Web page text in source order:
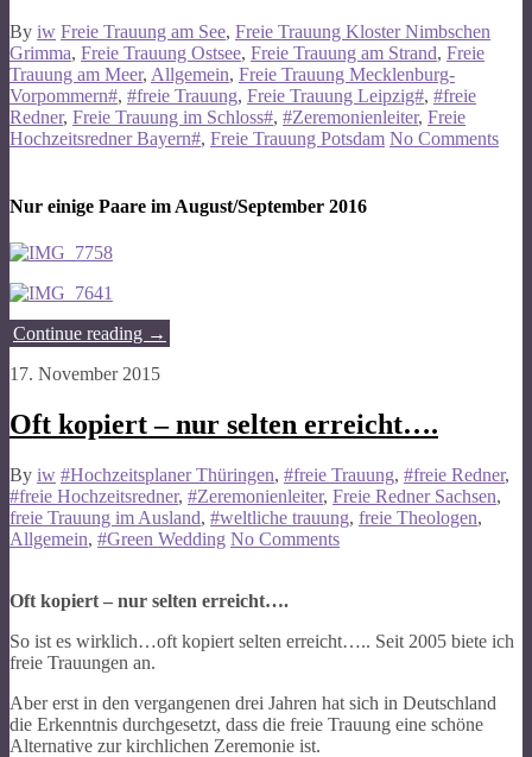
By iw Freie Trauung am See, Freie Trauung Kloster Nimbschen
Grimma, Freie Trauung Ostsee, Freie Trauung am Strand, Freie
Trauung am Meer, Allgemein, Freie Trauung Mecklenburg-
Vorpommern#, #freie Trauung, Freie Trauung Leipzig#, #freie
Redner, Freie Trauung im Schloss#, #Zeremonienleiter, Freie
Hochzeitsredner Bayern#, Freie Trauung Potsdam No Comments
Nur einige Paare im August/September 2016
Continue reading →
17. November 2015
Oft kopiert – nur selten erreicht….
By iw #Hochzeitsplaner Thüringen, #freie Trauung, #freie Redner,
#freie Hochzeitsredner, #Zeremonienleiter, Freie Redner Sachsen,
freie Trauung im Ausland, #weltliche trauung, freie Theologen,
Allgemein, #Green Wedding No Comments
Oft kopiert – nur selten erreicht….
So ist es wirklich…oft kopiert selten erreicht….. Seit 2005 biete ich
freie Trauungen an.
Aber erst in den vergangenen drei Jahren hat sich in Deutschland
die Erkenntnis durchgesetzt, dass die freie Trauung eine schöne
Alternative zur kirchlichen Zeremonie ist.